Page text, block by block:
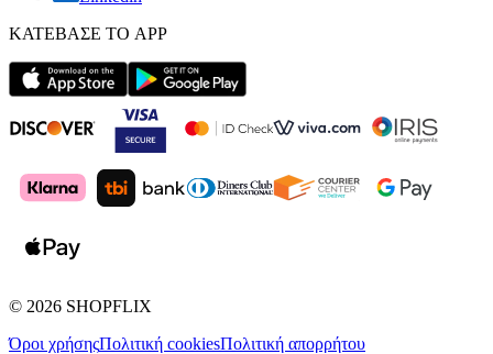
ΚΑΤΕΒΑΣΕ ΤΟ APP
© 2026 SHOPFLIX
Όροι χρήσηςΠολιτική cookiesΠολιτική απορρήτου